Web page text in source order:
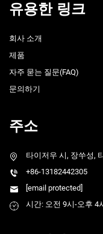
유용한 링크
회사 소개
제품
자주 묻는 질문(FAQ)
문의하기
주소
타이저우 시, 장쑤성,
+86-13182442305
[email protected]
시간: 오전 9시-오후 4